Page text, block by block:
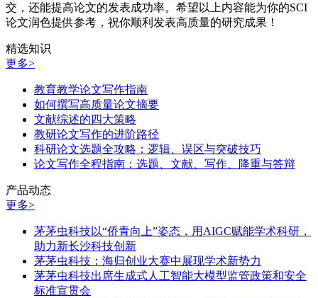
交，还能提高论文的发表成功率。希望以上内容能为你的SCI
论文润色提供参考，祝你顺利发表高质量的研究成果！
精选知识
更多>
教育教学论文写作指南
如何撰写高质量论文摘要
文献综述的四大策略
教研论文写作的进阶路径
科研论文选题全攻略：逻辑、误区与突破技巧
论文写作全程指南：选题、文献、写作、降重与答辩
产品动态
更多>
茅茅虫科技以“侨青向上”姿态，用AIGC赋能学术科研，
助力新长沙科技创新
茅茅虫科技：海归创业大赛中展现学术新势力
茅茅虫科技出席生成式人工智能大模型监管政策和安全
标准宣贯会